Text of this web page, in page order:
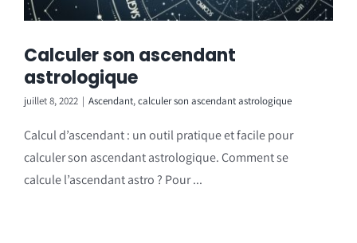
Calculer son ascendant
astrologique
juillet 8, 2022 | Ascendant,calculer son ascendant astrologique
Calcul d’ascendant : un outil pratique et facile pour
calculer son ascendant astrologique. Comment se
calcule l’ascendant astro ? Pour ...